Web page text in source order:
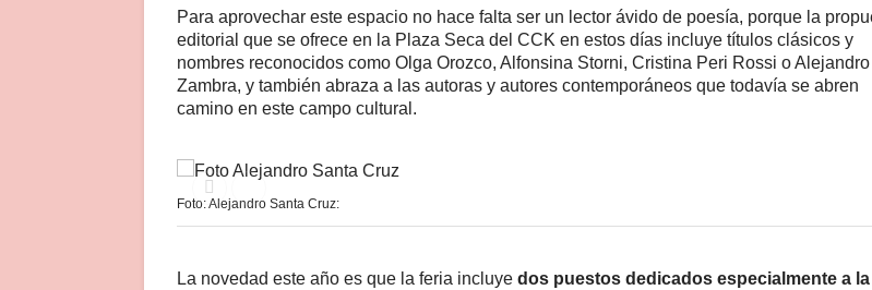
Para aprovechar este espacio no hace falta ser un lector ávido de poesía, porque la
editorial que se ofrece en la Plaza Seca del CCK en estos días incluye títulos clásicos y
nombres reconocidos como Olga Orozco, Alfonsina Storni, Cristina Peri Rossi o Alejandro
Zambra, y también abraza a las autoras y autores contemporáneos que todavía se abren
camino en este campo cultural.
Foto: Alejandro Santa Cruz:
La novedad este año es que la feria incluye dos puestos dedicados especialmente a la